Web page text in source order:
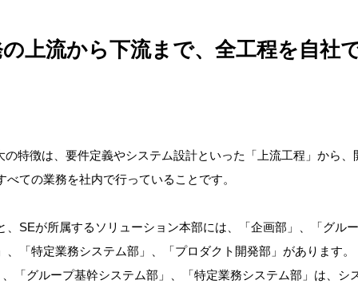
上流から下流まで、全工程を自社
の特徴は、要件定義やシステム設計といった「上流工程」から
ての業務を社内で行っていることです。
、SEが所属するソリューション本部には、「企画部」、「グル
、「特定業務システム部」、「プロダクト開発部」があります。
「グループ基幹システム部」、「特定業務システム部」は、シ